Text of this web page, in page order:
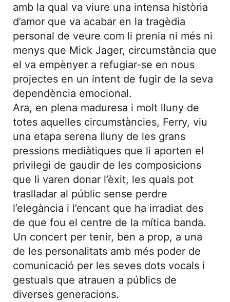
amb la qual va viure una intensa història
d’amor que va acabar en la tragèdia
personal de veure com li prenia ni més ni
menys que Mick Jager, circumstància que
el va empènyer a refugiar-se en nous
projectes en un intent de fugir de la seva
dependència emocional.
Ara, en plena maduresa i molt lluny de
totes aquelles circumstàncies, Ferry, viu
una etapa serena lluny de les grans
pressions mediàtiques que li aporten el
privilegi de gaudir de les composicions
que li varen donar l’èxit, les quals pot
traslladar al públic sense perdre
l’elegància i l’encant que ha irradiat des
de que fou el centre de la mítica banda.
Un concert per tenir, ben a prop, a una
de les personalitats amb més poder de
comunicació per les seves dots vocals i
gestuals que atrauen a públics de
diverses generacions.